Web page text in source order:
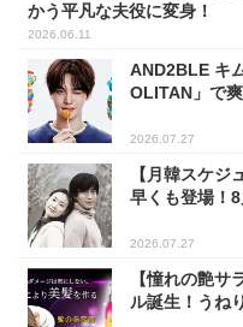
かう平凡な夫役に変身！
2026.06.11
AND2BLE キ
OLITAN」で
2026.07.27
【月韓スケジ
早くも登場！
2026.07.27
【憧れの艶サ
ル誕生！うね